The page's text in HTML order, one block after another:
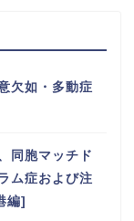
欠如・多動症
同胞マッチド
ム症および注
編]